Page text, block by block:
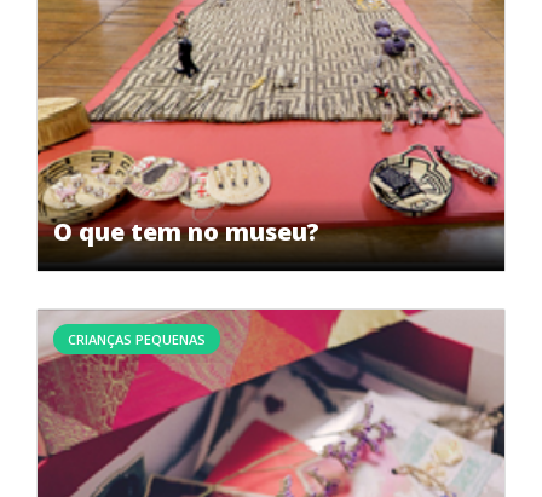
O que tem no museu?
CRIANÇAS PEQUENAS